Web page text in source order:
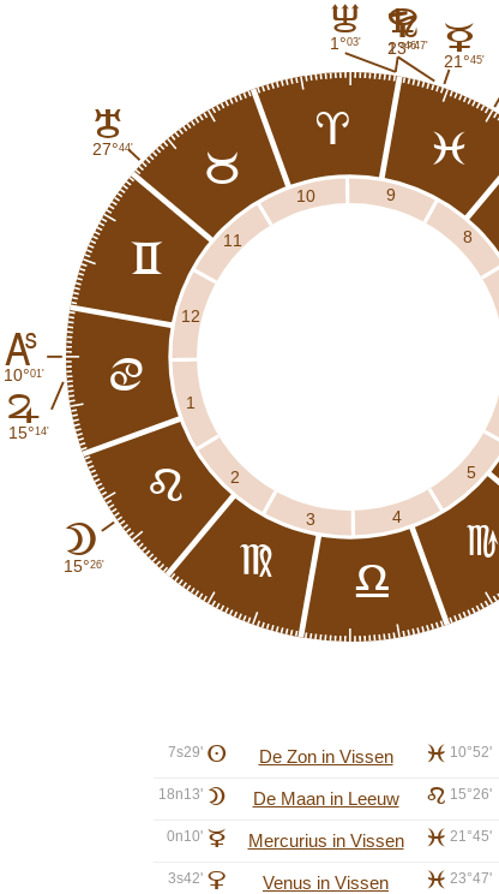
G
1°46'
I
1°03'
a
10
b
11
H
27°44'
c
12
K
10°01' d
F
15°14'
1
e
B
15°26'
2
f
3
g
4
h
5
8
l
C
21°45'
D
23°47'
9
7s29' A De Zon in Vissen l 10°52'
18n13' B De Maan in Leeuw e 15°26'
0n10' C Mercurius in Vissen l 21°45'
3s42' D Venus in Vissen l 23°47'